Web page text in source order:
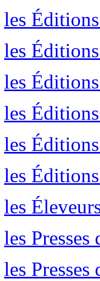
les
les
les
les
les
les
les
les
les